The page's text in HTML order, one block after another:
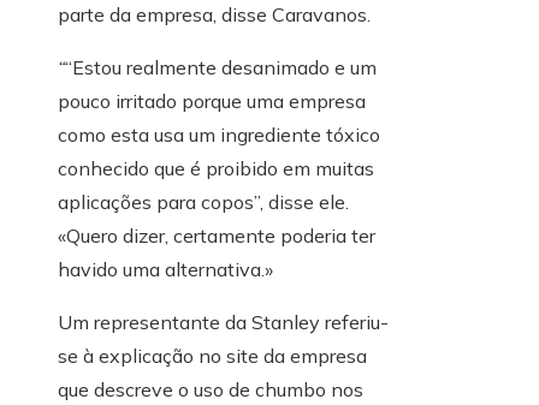
parte da empresa, disse Caravanos.
““Estou realmente desanimado e um
pouco irritado porque uma empresa
como esta usa um ingrediente tóxico
conhecido que é proibido em muitas
aplicações para copos”, disse ele.
«Quero dizer, certamente poderia ter
havido uma alternativa.»
Um representante da Stanley referiu-
se à explicação no site da empresa
que descreve o uso de chumbo nos